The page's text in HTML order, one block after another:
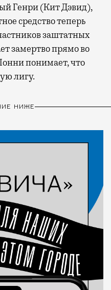
Генри (Кит Дэвид),
средство теперь
заштатных
замертво прямо во
понимает, что
лигу.
НИЖЕ